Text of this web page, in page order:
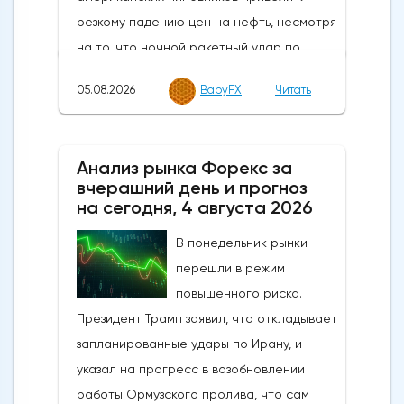
05.08.2026 BabyFX Читать
Анализ рынка Форекс за
вчерашний день и прогноз
на сегодня, 4 августа 2026
В понедельник рынки
перешли в режим
повышенного риска.
Президент Трамп заявил, что откладывает
запланированные удары по Ирану, и
указал на прогресс в возобновлении
работы Ормузского пролива, что сам